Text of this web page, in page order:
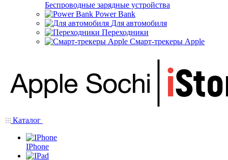
Беспроводные зарядные устройства
Power Bank
Для автомобиля
Переходники
Смарт-трекеры Apple
Каталог
IPhone